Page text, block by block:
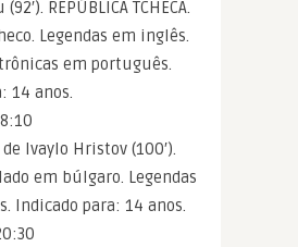
REPÚBLICA TCHECA.
Legendas em inglês.
em português.
14 anos.
de Ivaylo Hristov (100′).
em búlgaro. Legendas
Indicado para: 14 anos.